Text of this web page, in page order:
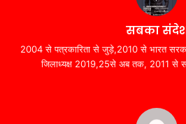
सबका
2004 से पत्रकारिता से जुड़े,2010 से भारत
जिलाध्यक्ष 2019,25से अब तक, 2011 से